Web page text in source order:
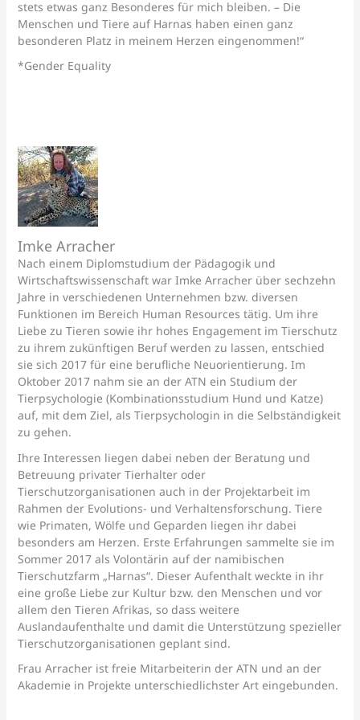
stets etwas ganz Besonderes für mich bleiben. – Die
Menschen und Tiere auf Harnas haben einen ganz
besonderen Platz in meinem Herzen eingenommen!“
*Gender Equality
Imke Arracher
Nach einem Diplomstudium der Pädagogik und
Wirtschaftswissenschaft war Imke Arracher über sechzehn
Jahre in verschiedenen Unternehmen bzw. diversen
Funktionen im Bereich Human Resources tätig. Um ihre
Liebe zu Tieren sowie ihr hohes Engagement im Tierschutz
zu ihrem zukünftigen Beruf werden zu lassen, entschied
sie sich 2017 für eine berufliche Neuorientierung. Im
Oktober 2017 nahm sie an der ATN ein Studium der
Tierpsychologie (Kombinationsstudium Hund und Katze)
auf, mit dem Ziel, als Tierpsychologin in die Selbständigkeit
zu gehen.
Ihre Interessen liegen dabei neben der Beratung und
Betreuung privater Tierhalter oder
Tierschutzorganisationen auch in der Projektarbeit im
Rahmen der Evolutions- und Verhaltensforschung. Tiere
wie Primaten, Wölfe und Geparden liegen ihr dabei
besonders am Herzen. Erste Erfahrungen sammelte sie im
Sommer 2017 als Volontärin auf der namibischen
Tierschutzfarm „Harnas“. Dieser Aufenthalt weckte in ihr
eine große Liebe zur Kultur bzw. den Menschen und vor
allem den Tieren Afrikas, so dass weitere
Auslandaufenthalte und damit die Unterstützung spezieller
Tierschutzorganisationen geplant sind.
Frau Arracher ist freie Mitarbeiterin der ATN und an der
Akademie in Projekte unterschiedlichster Art eingebunden.